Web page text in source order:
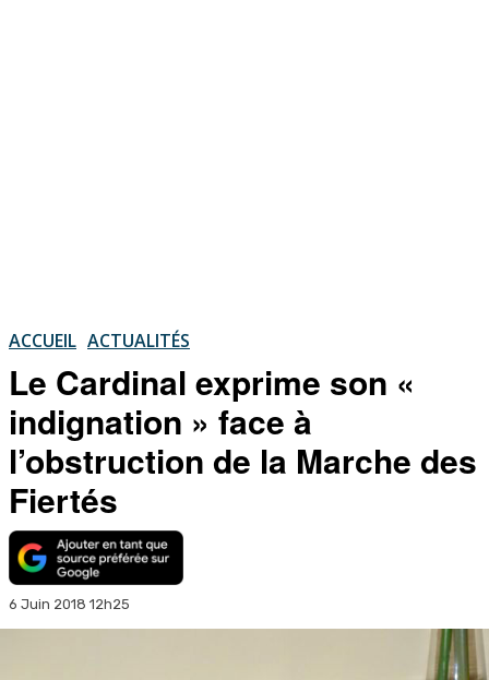
ACCUEIL ACTUALITÉS
Le Cardinal exprime son «
indignation » face à
l’obstruction de la Marche des
Fiertés
6 Juin 2018 12h25